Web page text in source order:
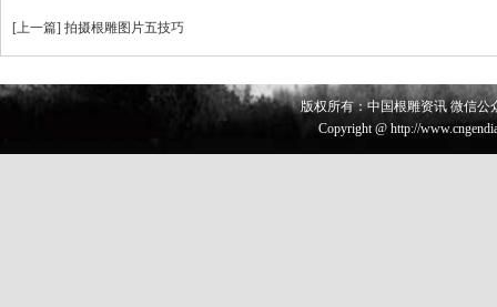
[上一篇] 拍摄根雕图片五技巧
版权所有：中国根雕资讯 微信公
Copyright @ http://